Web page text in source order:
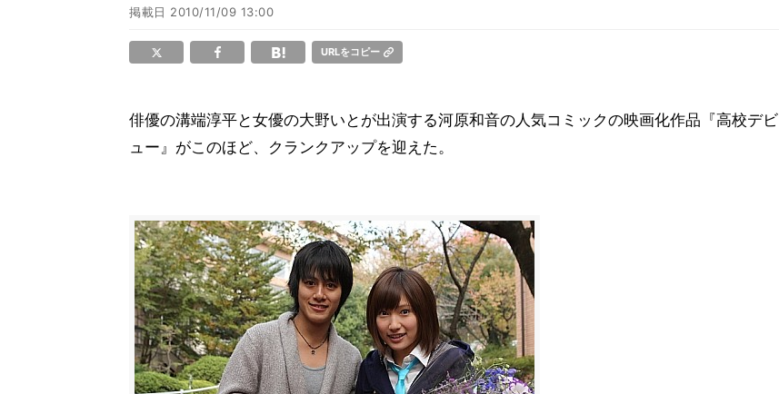
掲載日 2010/11/09 13:00
URLをコピー
俳優の溝端淳平と女優の大野いとが出演する河原和音の人気コミックの映画化作品『高校デビ
ュー』がこのほど、クランクアップを迎えた。